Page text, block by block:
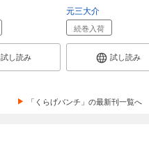
試し読み
元三大介
続巻入荷
試し読み
「くらげバンチ」の最新刊一覧へ